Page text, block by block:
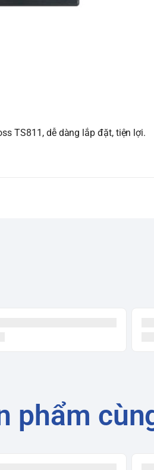
TS811, dễ dàng lắp đặt, tiện lợi.
phẩm